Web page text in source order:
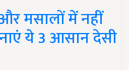
मसालों में नहीं
ये 3 आसान देसी